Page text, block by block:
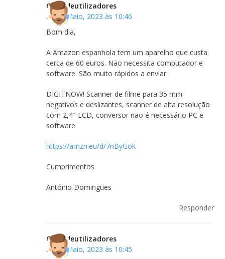
Clubedeutilizadores
29 de Maio, 2023 às 10:46
Bom dia,
A Amazon espanhola tem um aparelho que custa
cerca de 60 euros. Não necessita computador e
software. São muito rápidos a enviar.
DIGITNOW! Scanner de filme para 35 mm
negativos e deslizantes, scanner de alta resolução
com 2,4″ LCD, conversor não é necessário PC e
software
https://amzn.eu/d/7nByGok
Cumprimentos
António Domingues
Responder
Clubedeutilizadores
29 de Maio, 2023 às 10:45